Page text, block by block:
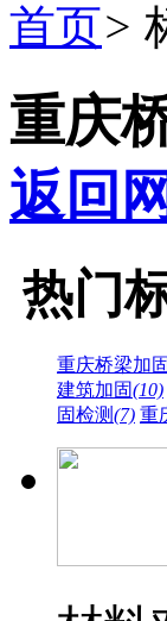
首页>
重庆
返回
热门
重庆桥梁加
建筑加固(10)
固检测(7) 重